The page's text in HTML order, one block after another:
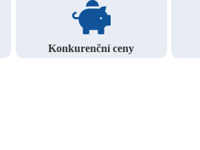
Konkurenční ceny